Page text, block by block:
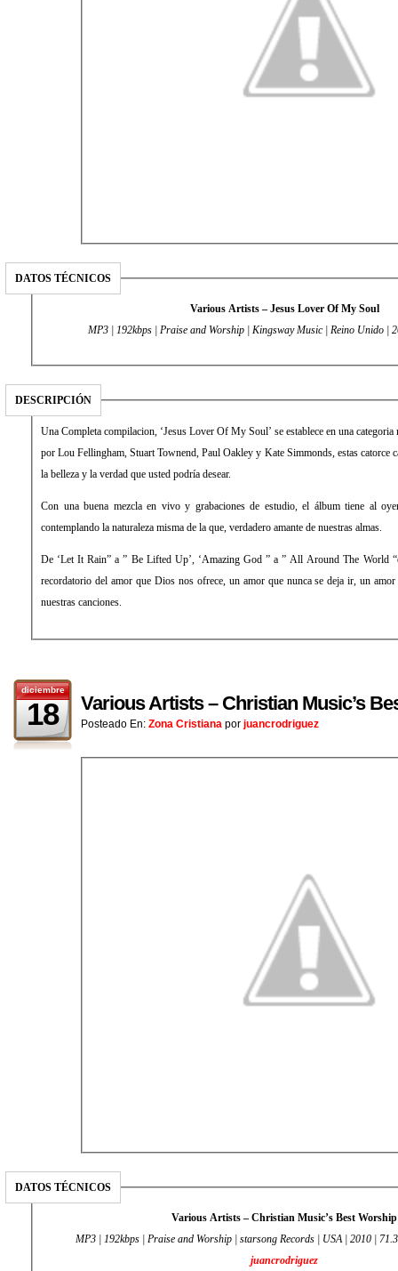
DATOS TÉCNICOS
Various Artists – Jesus Lover Of My Soul
MP3 | 192kbps | Praise and Worship | Kingsway Music | Reino Unido |
DESCRIPCIÓN
Una Completa compilacion, ‘Jesus Lover Of My Soul’ se establece en una categoria
por Lou Fellingham, Stuart Townend, Paul Oakley y Kate Simmonds, estas catorce
la belleza y la verdad que usted podría desear.
Con una buena mezcla en vivo y grabaciones de estudio, el álbum tiene al
contemplando la naturaleza misma de la que, verdadero amante de nuestras almas.
De ‘Let It Rain” a ” Be Lifted Up’, ‘Amazing God ” a ” All Around The World
recordatorio del amor que Dios nos ofrece, un amor que nunca se deja ir, un amor
nuestras canciones.
diciembre
18 Various Artists – Christian Music’s
Posteado En: Zona Cristiana por juancrodriguez
DATOS TÉCNICOS
Various Artists – Christian Music’s Best Worship
MP3 | 192kbps | Praise and Worship | starsong Records | USA | 2010 |
juancrodriguez